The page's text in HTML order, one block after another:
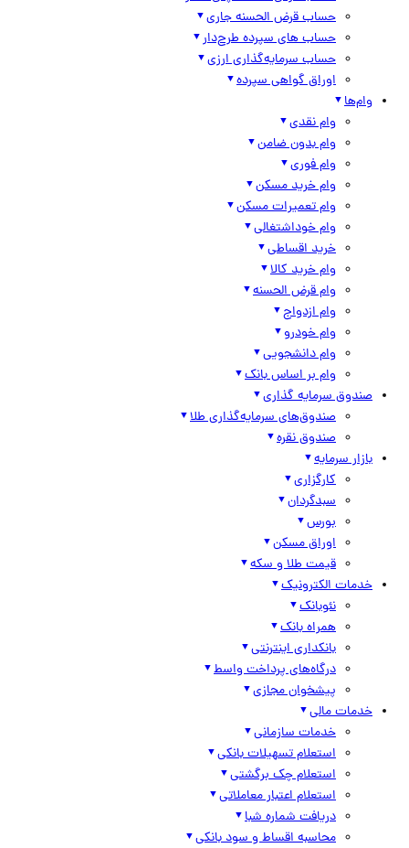
حساب قرض الحسنه جاری
حساب های سپرده طرح‌دار
حساب سرمایه‌گذاری ارزی
اوراق گواهی سپرده
وام‌ها
وام نقدی
وام بدون ضامن
وام فوری
وام خرید مسکن
وام تعمیرات مسکن
وام خوداشتغالی
خرید اقساطی
وام خرید کالا
وام قرض الحسنه
وام ازدواج
وام خودرو
وام دانشجویی
وام بر اساس بانک
صندوق سرمایه گذاری
صندوق‌های سرمایه‌گذاری طلا
صندوق نقره
بازار سرمایه
کارگزاری
سبدگردان
بورس
اوراق مسکن
قیمت طلا و سکه
خدمات الکترونیک
نئوبانک
همراه بانک
بانکداری اینترنتی
درگاه‌های پرداخت واسط
پیشخوان مجازی
خدمات مالی
خدمات سازمانی
استعلام تسهیلات بانکی
استعلام چک برگشتی
استعلام اعتبار معاملاتی
دریافت شماره شبا
محاسبه اقساط و سود بانکی